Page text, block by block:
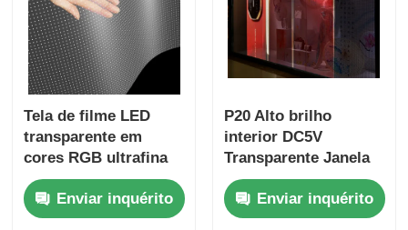
Tela de filme LED
transparente em
cores RGB ultrafina
de 6 mm, dimensão
de gabinete
personalizada, filme
Enviar inquérito
P20 Alto brilho
interior DC5V
Transparente Janela
LED Display Boa
qualidade Pantalla
LED Transparente
Enviar inquérito